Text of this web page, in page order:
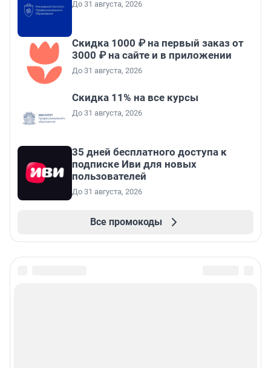
До 31 августа, 2026
Скидка 1000 ₽ на первый заказ от
3000 ₽ на сайте и в приложении
До 31 августа, 2026
Скидка 11% на все курсы
До 31 августа, 2026
35 дней бесплатного доступа к
подписке Иви для новых
пользователей
До 31 августа, 2026
Все промокоды